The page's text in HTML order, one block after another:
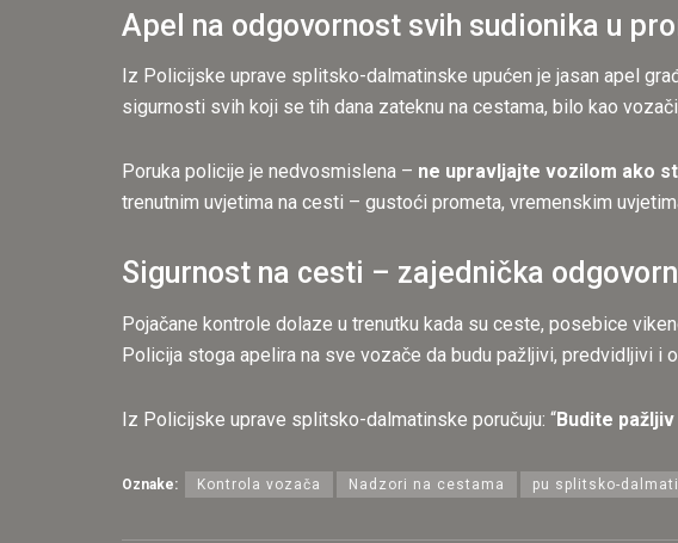
Apel na odgovornost svih sudionika u
Iz Policijske uprave splitsko-dalmatinske upućen je jasan apel
sigurnosti svih koji se tih dana zateknu na cestama, bilo kao
Poruka policije je nedvosmislena – ne upravljajte vozilom ako
trenutnim uvjetima na cesti – gustoći prometa, vremenskim
Sigurnost na cesti – zajednička
Pojačane kontrole dolaze u trenutku kada su ceste, posebice
Policija stoga apelira na sve vozače da budu pažljivi, predvidljivi i
Iz Policijske uprave splitsko-dalmatinske poručuju: “Budite
Oznake: Kontrola vozača Nadzori na cestama pu splitsko-